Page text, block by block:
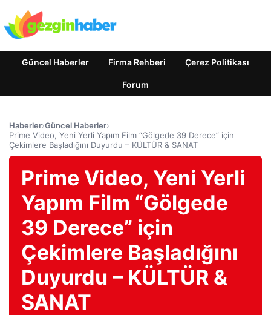
Güncel Haberler Firma Rehberi Çerez Politikası
Forum
Haberler›Güncel Haberler›
Prime Video, Yeni Yerli Yapım Film “Gölgede 39 Derece” için
Çekimlere Başladığını Duyurdu – KÜLTÜR & SANAT
Prime Video, Yeni Yerli
Yapım Film “Gölgede
39 Derece” için
Çekimlere Başladığını
Duyurdu – KÜLTÜR &
SANAT